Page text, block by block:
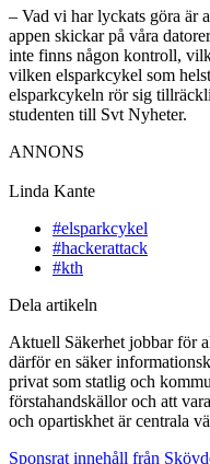
– Vad vi har lyckats göra är
appen skickar på våra
inte finns någon kontroll,
vilken elsparkcykel som
elsparkcykeln rör sig
studenten till Svt Nyheter.
ANNONS
Linda Kante
#elsparkcykel
#hackerattack
#kth
Dela artikeln
Aktuell Säkerhet jobbar för
därför en säker
privat som statlig och
förstahandskällor och att
och opartiskhet är centrala
Sponsrat innehåll från